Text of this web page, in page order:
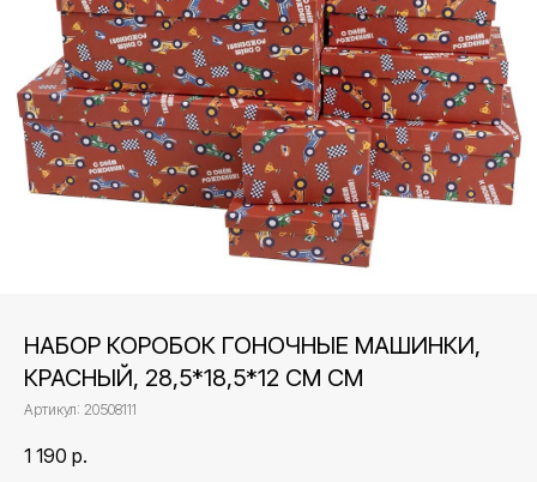
НАБОР КОРОБОК ГОНОЧНЫЕ МАШИНКИ,
КРАСНЫЙ, 28,5*18,5*12 СМ СМ
Артикул: 20508111
1 190 р.